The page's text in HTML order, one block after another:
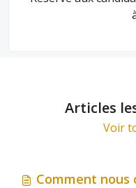
Articles
Voir
Comment nous